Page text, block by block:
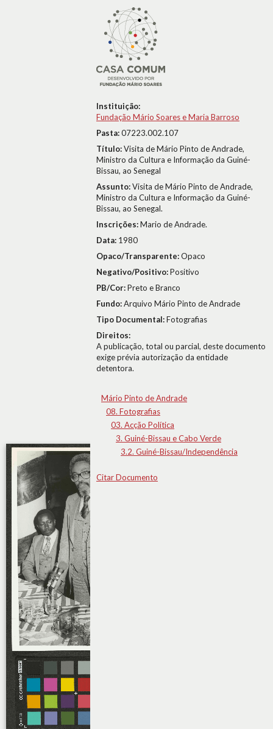
Instituição:
Fundação Mário Soares e Maria Barroso
Pasta:07223.002.107
Título:Visita de Mário Pinto de Andrade,
Ministro da Cultura e Informação da Guiné-
Bissau, ao Senegal
Assunto:Visita de Mário Pinto de Andrade,
Ministro da Cultura e Informação da Guiné-
Bissau, ao Senegal.
Inscrições:Mario de Andrade.
Data: 1980
Opaco/Transparente:Opaco
Negativo/Positivo:Positivo
PB/Cor:Preto e Branco
Fundo:Arquivo Mário Pinto de Andrade
Tipo Documental:Fotografias
Direitos:
A publicação, total ou parcial, deste documento
exige prévia autorização da entidade
detentora.
Mário Pinto de Andrade
08. Fotografias
03. Acção Política
3. Guiné-Bissau e Cabo Verde
3.2. Guiné-Bissau/Independência
Citar Documento